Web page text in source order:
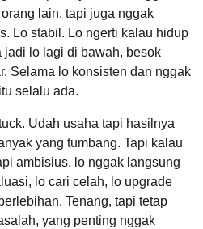
lain, tapi juga nggak
Lo stabil. Lo ngerti kalau hidup
jadi lo lagi di bawah, besok
Selama lo konsisten dan nggak
selalu ada.
Udah usaha tapi hasilnya
yang tumbang. Tapi kalau
ambisius, lo nggak langsung
lo cari celah, lo upgrade
Tenang, tapi tetap
yang penting nggak